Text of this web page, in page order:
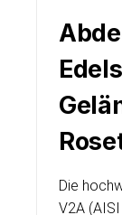
Die
V2A